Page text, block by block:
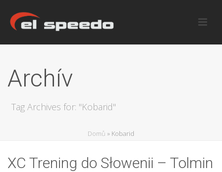
Archív
Tag Archives for: "Kobarid"
Domů » Kobarid
XC Trening do Słowenii – Tolmin